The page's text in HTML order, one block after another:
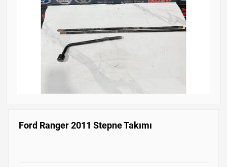
Ford Ranger 2011 Stepne Takımı